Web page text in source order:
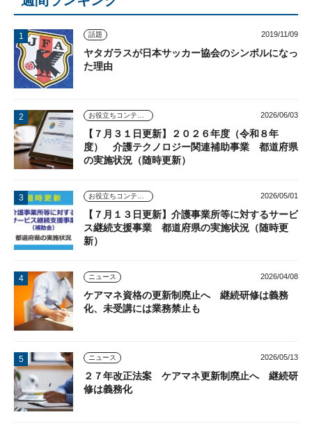
話題 2019/11/09
ヤタガラスが日本サッカー協会のシンボルになっ
た理由
2026/06/03
【７月３１日更新】２０２６年度（令和８年
度） 介護テクノロジー関連補助事業 都道府県
の実施状況（随時更新）
2026/05/01
【７月１３日更新】介護事業所等に対するサービ
ス継続支援事業 都道府県の実施状況（随時更
新）
ニュース 2026/04/08
ケアマネ資格の更新制廃止へ 継続研修は義務
化、未受講には業務禁止も
ニュース 2026/05/13
２７年改正法案 ケアマネ更新制廃止へ 継続研
修は義務化